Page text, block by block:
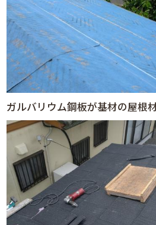
ガルバリウム鋼板が基材の屋根